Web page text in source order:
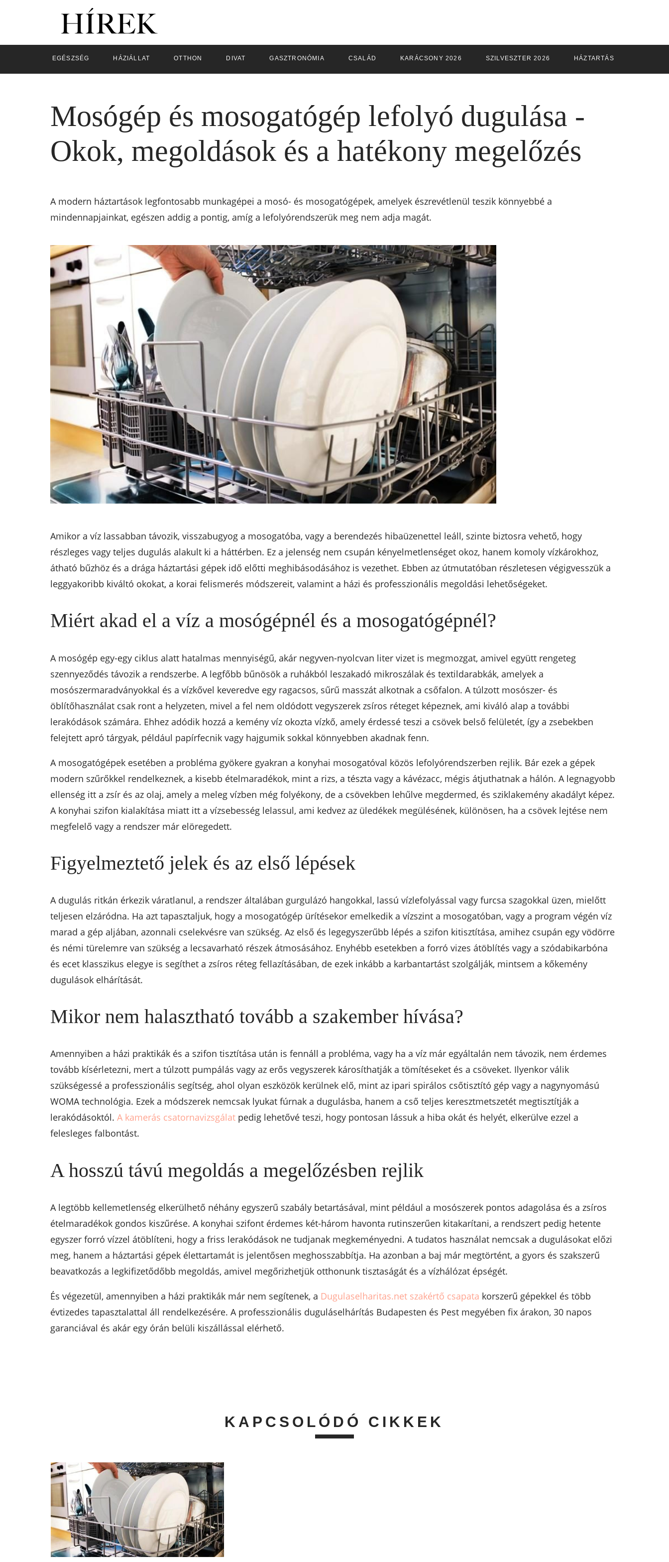
EGÉSZSÉG HÁZIÁLLAT OTTHON DIVAT GASZTRONÓMIA CSALÁD KARÁCSONY 2026 SZILVESZTER 2026 HÁZTARTÁS
Mosógép és mosogatógép lefolyó dugulása -
Okok, megoldások és a hatékony megelőzés
A modern háztartások legfontosabb munkagépei a mosó- és mosogatógépek, amelyek észrevétlenül teszik könnyebbé a
mindennapjainkat, egészen addig a pontig, amíg a lefolyórendszerük meg nem adja magát.
Amikor a víz lassabban távozik, visszabugyog a mosogatóba, vagy a berendezés hibaüzenettel leáll, szinte biztosra vehető, hogy
részleges vagy teljes dugulás alakult ki a háttérben. Ez a jelenség nem csupán kényelmetlenséget okoz, hanem komoly vízkárokhoz,
átható bűzhöz és a drága háztartási gépek idő előtti meghibásodásához is vezethet. Ebben az útmutatóban részletesen végigvesszük a
leggyakoribb kiváltó okokat, a korai felismerés módszereit, valamint a házi és professzionális megoldási lehetőségeket.
Miért akad el a víz a mosógépnél és a mosogatógépnél?
A mosógép egy-egy ciklus alatt hatalmas mennyiségű, akár negyven-nyolcvan liter vizet is megmozgat, amivel együtt rengeteg
szennyeződés távozik a rendszerbe. A legfőbb bűnösök a ruhákból leszakadó mikroszálak és textildarabkák, amelyek a
mosószermaradványokkal és a vízkővel keveredve egy ragacsos, sűrű masszát alkotnak a csőfalon. A túlzott mosószer- és
öblítőhasználat csak ront a helyzeten, mivel a fel nem oldódott vegyszerek zsíros réteget képeznek, ami kiváló alap a további
lerakódások számára. Ehhez adódik hozzá a kemény víz okozta vízkő, amely érdessé teszi a csövek belső felületét, így a zsebekben
felejtett apró tárgyak, például papírfecnik vagy hajgumik sokkal könnyebben akadnak fenn.
A mosogatógépek esetében a probléma gyökere gyakran a konyhai mosogatóval közös lefolyórendszerben rejlik. Bár ezek a gépek
modern szűrőkkel rendelkeznek, a kisebb ételmaradékok, mint a rizs, a tészta vagy a kávézacc, mégis átjuthatnak a hálón. A legnagyobb
ellenség itt a zsír és az olaj, amely a meleg vízben még folyékony, de a csövekben lehűlve megdermed, és sziklakemény akadályt képez.
A konyhai szifon kialakítása miatt itt a vízsebesség lelassul, ami kedvez az üledékek megülésének, különösen, ha a csövek lejtése nem
megfelelő vagy a rendszer már elöregedett.
Figyelmeztető jelek és az első lépések
A dugulás ritkán érkezik váratlanul, a rendszer általában gurgulázó hangokkal, lassú vízlefolyással vagy furcsa szagokkal üzen, mielőtt
teljesen elzáródna. Ha azt tapasztaljuk, hogy a mosogatógép ürítésekor emelkedik a vízszint a mosogatóban, vagy a program végén víz
marad a gép aljában, azonnali cselekvésre van szükség. Az első és legegyszerűbb lépés a szifon kitisztítása, amihez csupán egy vödörre
és némi türelemre van szükség a lecsavarható részek átmosásához. Enyhébb esetekben a forró vizes átöblítés vagy a szódabikarbóna
és ecet klasszikus elegye is segíthet a zsíros réteg fellazításában, de ezek inkább a karbantartást szolgálják, mintsem a kőkemény
dugulások elhárítását.
Mikor nem halasztható tovább a szakember hívása?
Amennyiben a házi praktikák és a szifon tisztítása után is fennáll a probléma, vagy ha a víz már egyáltalán nem távozik, nem érdemes
tovább kísérletezni, mert a túlzott pumpálás vagy az erős vegyszerek károsíthatják a tömítéseket és a csöveket. Ilyenkor válik
szükségessé a professzionális segítség, ahol olyan eszközök kerülnek elő, mint az ipari spirálos csőtisztító gép vagy a nagynyomású
WOMA technológia. Ezek a módszerek nemcsak lyukat fúrnak a dugulásba, hanem a cső teljes keresztmetszetét megtisztítják a
lerakódásoktól. A kamerás csatornavizsgálatpedig lehetővé teszi, hogy pontosan lássuk a hiba okát és helyét, elkerülve ezzel a
felesleges falbontást.
A hosszú távú megoldás a megelőzésben rejlik
A legtöbb kellemetlenség elkerülhető néhány egyszerű szabály betartásával, mint például a mosószerek pontos adagolása és a zsíros
ételmaradékok gondos kiszűrése. A konyhai szifont érdemes két-három havonta rutinszerűen kitakarítani, a rendszert pedig hetente
egyszer forró vízzel átöblíteni, hogy a friss lerakódások ne tudjanak megkeményedni. A tudatos használat nemcsak a dugulásokat előzi
meg, hanem a háztartási gépek élettartamát is jelentősen meghosszabbítja. Ha azonban a baj már megtörtént, a gyors és szakszerű
beavatkozás a legkifizetődőbb megoldás, amivel megőrizhetjük otthonunk tisztaságát és a vízhálózat épségét.
És végezetül, amennyiben a házi praktikák már nem segítenek, a Dugulaselharitas.net szakértő csapata korszerű gépekkel és több
évtizedes tapasztalattal áll rendelkezésére. A professzionális duguláselhárítás Budapesten és Pest megyében fix árakon, 30 napos
garanciával és akár egy órán belüli kiszállással elérhető.
KAPCSOLÓDÓ CIKKEK